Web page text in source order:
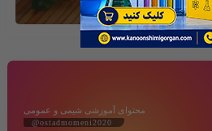
محتوای آموزشی شیمی و عمومی
@ostadmomeni2020